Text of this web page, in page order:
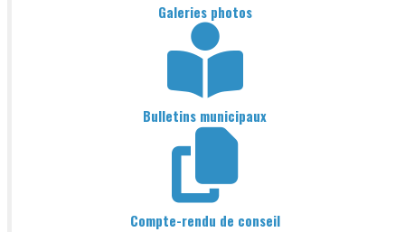
Galeries photos
Bulletins municipaux
Compte-rendu de conseil